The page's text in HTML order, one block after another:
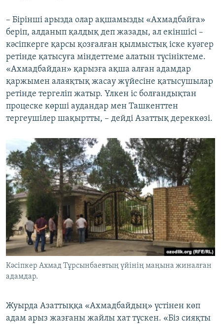
– Бірінші арызда олар ақшамызды «Ахмадбайға»
беріп, алданып қалдық деп жазады, ал екіншісі –
кәсіпкерге қарсы қозғалған қылмыстық іске куәгер
ретінде қатысуға міндеттеме алатын түсініктеме.
«Ахмадбайдан» қарызға ақша алған адамдар
қаржымен алаяқтық жасау жүйесіне қатысушылар
ретінде тергеліп жатыр. Үлкен іс болғандықтан
процеске көрші аудандар мен Ташкенттен
тергеушілер шақыртты, – дейді Азаттық дереккөзі.
Кәсіпкер Ахмад Тұрсынбаевтың үйінің маңына жиналған
адамдар.
Жуырда Азаттыққа «Ахмадбайдың» үстінен көп
адам арыз жазғаны жайлы хат түскен. «Біз сияқты